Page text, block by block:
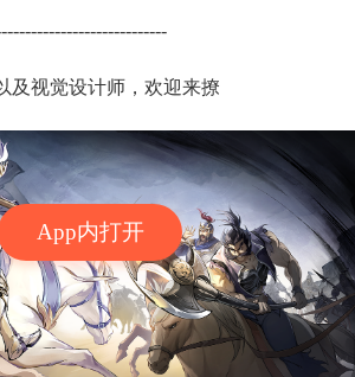
App内打开
及视觉设计师，欢迎来撩